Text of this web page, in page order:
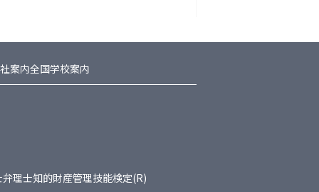
案内全国学校案内
弁理士知的財産管理技能検定(R)